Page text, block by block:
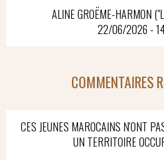
ALINE GROËME-HARMON
22/06/2026 -
COMMENTAIRES
CES JEUNES MAROCAINS N'ONT
UN TERRITOIRE